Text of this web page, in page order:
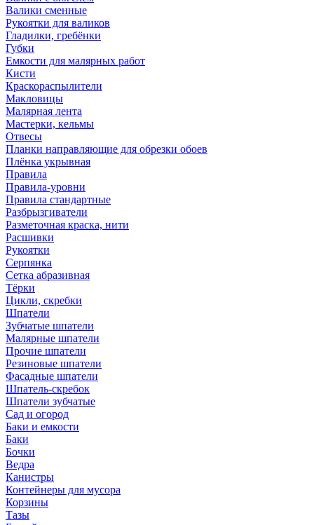
Валики сменные
Рукоятки для валиков
Гладилки, гребёнки
Губки
Емкости для малярных работ
Кисти
Краскораспылители
Макловицы
Малярная лента
Мастерки, кельмы
Отвесы
Планки направляющие для обрезки обоев
Плёнка укрывная
Правила
Правила-уровни
Правила стандартные
Разбрызгиватели
Разметочная краска, нити
Расшивки
Рукоятки
Серпянка
Сетка абразивная
Тёрки
Цикли, скребки
Шпатели
Зубчатые шпатели
Малярные шпатели
Прочие шпатели
Резиновые шпатели
Фасадные шпатели
Шпатель-скребок
Шпатели зубчатые
Сад и огород
Баки и емкости
Баки
Бочки
Ведра
Канистры
Контейнеры для мусора
Корзины
Тазы